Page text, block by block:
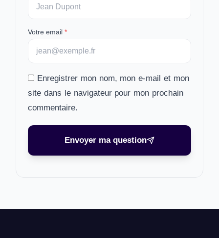
Votre email *
Enregistrer mon nom, mon e-mail et mon
site dans le navigateur pour mon prochain
commentaire.
Envoyer ma question